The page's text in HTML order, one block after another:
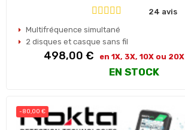
24 avis
Multifréquence simultané
2 disques et casque sans fil
Prix
498,00 € en 1X, 3X, 10X ou 20X
EN STOCK
-80,00 €